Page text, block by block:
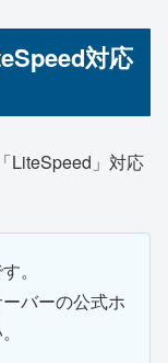
対応
LiteSpeed」対応
。
バーの公式ホ